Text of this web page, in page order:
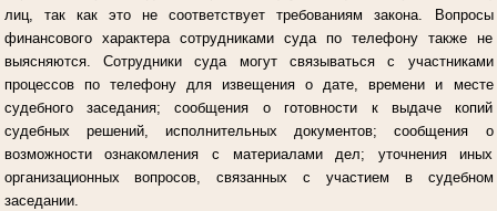
лиц, так как это не соответствует требованиям закона. Вопросы
финансового характера сотрудниками суда по телефону также не
выясняются. Сотрудники суда могут связываться с участниками
процессов по телефону для извещения о дате, времени и месте
судебного заседания; сообщения о готовности к выдаче копий
судебных решений, исполнительных документов; сообщения о
возможности ознакомления с материалами дел; уточнения иных
организационных вопросов, связанных с участием в судебном
заседании.